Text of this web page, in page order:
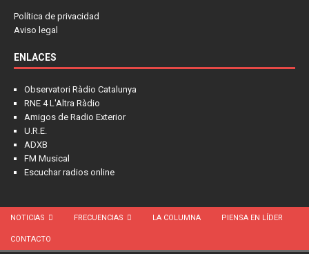
Política de privacidad
Aviso legal
ENLACES
Observatori Ràdio Catalunya
RNE 4 L'Altra Ràdio
Amigos de Radio Exterior
U.R.E.
ADXB
FM Musical
Escuchar radios online
NOTICIAS FRECUENCIAS LA COLUMNA PIENSA EN LÍDER
CONTACTO